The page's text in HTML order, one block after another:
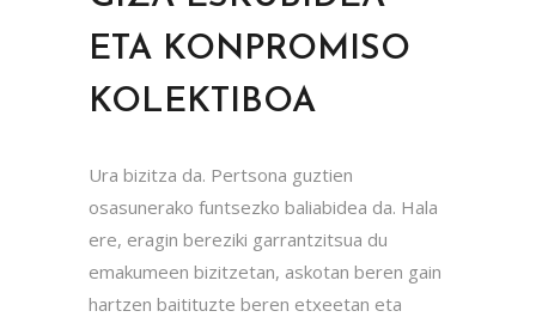
ETA KONPROMISO
KOLEKTIBOA
Ura bizitza da. Pertsona guztien
osasunerako funtsezko baliabidea da. Hala
ere, eragin bereziki garrantzitsua du
emakumeen bizitzetan, askotan beren gain
hartzen baitituzte beren etxeetan eta